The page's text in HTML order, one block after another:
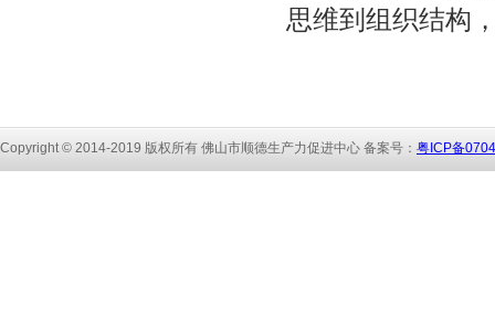
思维到组织结构
Copyright © 2014-2019 版权所有 佛山市顺德生产力促进中心 备案号： 粤ICP备